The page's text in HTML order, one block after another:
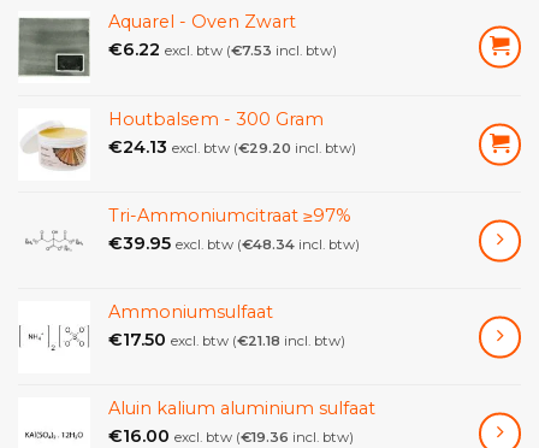
Aquarel - Oven Zwart
€6.22 excl. btw (€7.53 incl. btw)
Houtbalsem - 300 Gram
€24.13 excl. btw (€29.20 incl. btw)
Tri-Ammoniumcitraat ≥97%
€39.95 excl. btw (€48.34 incl. btw)
Ammoniumsulfaat
€17.50 excl. btw (€21.18 incl. btw)
Aluin kalium aluminium sulfaat
€16.00 excl. btw (€19.36 incl. btw)